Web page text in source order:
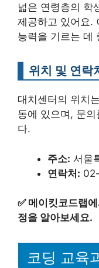
넓은 연령층의 학
제공하고 있어요.
능력을 기르는 데
위치 및 연락
대치센터의 위치
동에 있으며, 문
다.
주소: 서울
연락처:
✅ 메이킷코드랩
정을 알아보세요.
코딩 교육